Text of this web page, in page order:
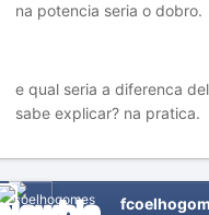
na potencia seria o dobro.
e qual seria a diferenca
sabe explicar? na pratica.